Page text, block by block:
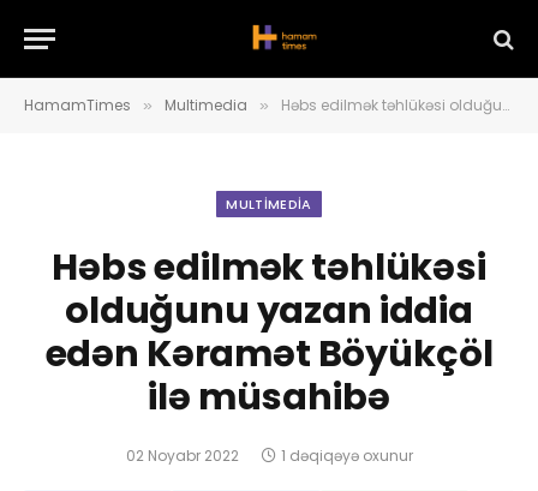
HamamTimes » Multimedia » Həbs edilmək təhlükəsi olduğunu yazan iddia edən Kəramət Böyükçöl ilə müsahibə
MULTIMEDIA
Həbs edilmək təhlükəsi
olduğunu yazan iddia
edən Kəramət Böyükçöl
ilə müsahibə
02 Noyabr 2022 1 dəqiqəyə oxunur